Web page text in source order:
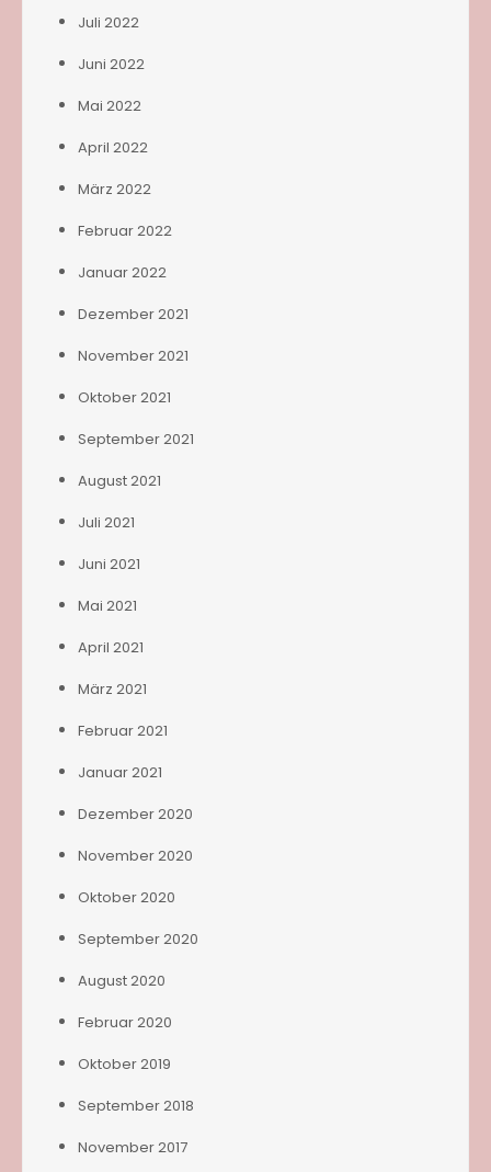
Juli 2022
Juni 2022
Mai 2022
April 2022
März 2022
Februar 2022
Januar 2022
Dezember 2021
November 2021
Oktober 2021
September 2021
August 2021
Juli 2021
Juni 2021
Mai 2021
April 2021
März 2021
Februar 2021
Januar 2021
Dezember 2020
November 2020
Oktober 2020
September 2020
August 2020
Februar 2020
Oktober 2019
September 2018
November 2017